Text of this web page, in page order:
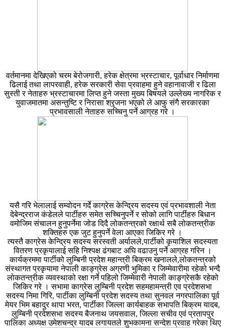
वर्तमानमा देखिएको चरम बेरोजगारी, हरेक क्षेत्रमा भ्रस्टाचार, पूर्वाधार निर्माणमा
ढिलाई तथा लापरवाही, हरेक सरकारी सेवा प्रवाहमा हुने वहानावाजी र ढिला
सुस्ती र नेताहरु भ्रस्टाचारमा लिप्त हुने जस्ता मुख्य बिषयले उल्लेख्य नागरिक र
युवाजमातमा असन्तुष्टि र निरासा श्रृजना भएको ले आफु संगै सरकारका
प्रभावसाली नेताहरु सच्चिनु पर्ने आग्रह गरे ।
यसै गरि भेलालाई सम्वोदन गर्दे काग्रेस केन्द्रिय सदस्य एवं प्रभावशाली नेता
देबेन्द्रराज कंडेलले पार्टीहरु समेत सच्चिनुपर्ने र सोको लागि पार्टीहरु बिधान
वमोजिम संचालन हुनुपर्नेमा जोड दिदै लोकतन्त्रको रक्षार्थ सबै लोकतन्त्रीक
शक्तिहरु एक जुट हुनुपर्ने वेला आएका जिकिर गरे ।
त्यस्तै काग्रेस केन्द्रिय सदस्य सरस्वती अर्यालले,पार्टीको कृयाशिल सदस्यता
वितरण प्रकृयालाई सहि निश्पक्ष ढंगबाट अघि वढाउनु पर्ने आग्रह गरिन ।
कार्यक्रममा पार्टीको लुम्बिनी प्रदेश महान्त्री बिक्रम खनालले,लोकतन्त्रको
संस्थागत प्रकृयामा नेपाली काङ्ग्रेस अग्रणी भुमिका र जिम्मेवारीमा रहेको भन्दै
लोकतन्त्रीक व्यवस्थाको रक्षा गर्ने पहिलो जिम्मेवारी नेपाली काङ्ग्रेसकै रहेको
जिकिर गरे । सभामा काग्रेस लुम्बिनी प्रदेश सहमहामन्त्री एव प्रदेशसभा
सदस्य निमा गिरि, पार्टीका लुम्बिनी प्रदेश सदस्य तथा सुनवल नगरपालिका पूर्व
मेयर भिम बहादुर थापा भरत, पार्टीका जिल्ला कार्यबाहक सभापति बिक्रम यादब,
लुम्बिनी प्रदेशसभा सदस्य बैजनाथ जयसवाल, जिल्ला सचीव एवं प्रतापपुर
पालिका अध्यक्ष उमेशचन्द्र यादब लगायतले शुभकामना सन्देश प्रवाह गरेका थिए